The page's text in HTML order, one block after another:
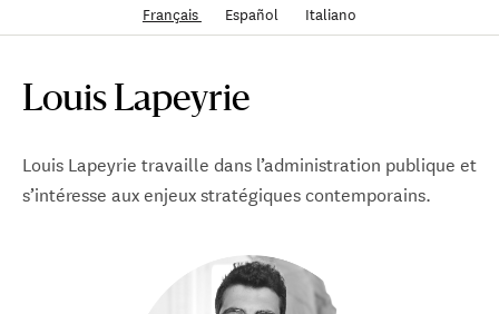
Français Español Italiano
Louis Lapeyrie
Louis Lapeyrie travaille dans l’administration publique et
s’intéresse aux enjeux stratégiques contemporains.